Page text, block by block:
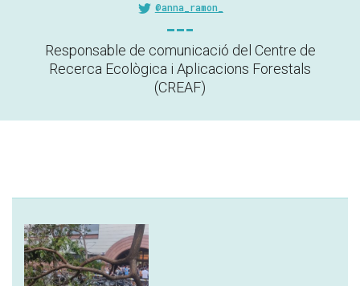
@anna_ramon_
Responsable de comunicació del Centre de
Recerca Ecològica i Aplicacions Forestals
(CREAF)